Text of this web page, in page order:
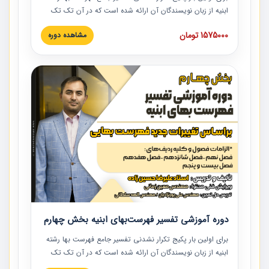
ابنیه از زبان نویسندگان آن ارائه شده است که در آن تک تک
ردیف ها و مطالب فهرست بها تفسیر و ارائه شده است. این
دوره به صورت کامل تصویری بوده و به همراه تصاویر عملیات
دوره با کلام مهندس علیرضاحسین‌زاده مدیر پروژه مهندسی
مشاور در امر بازنگری فهرست بها رشته ابنیه ارائه شده و به تمام
همکارانی که در حوزه صنعت ساخت در حال فعالیت هستند حتما
توصیه می کنیم از مطالب این دوره استفاده نمایند.
1575000 تومان مشاهده دوره
دوره آموزشی تفسیر فهرست‌بهای ابنیه بخش چهارم
برای اولین بار پکیج تکرار نشدنی تفسیر جامع فهرست بها رشته
ابنیه از زبان نویسندگان آن ارائه شده است که در آن تک تک
ردیف ها و مطالب فهرست بها تفسیر و ارائه شده است. این